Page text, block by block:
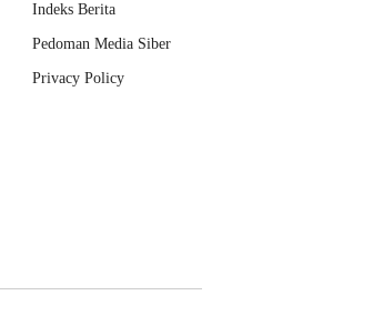
Indeks Berita
Pedoman Media Siber
Privacy Policy